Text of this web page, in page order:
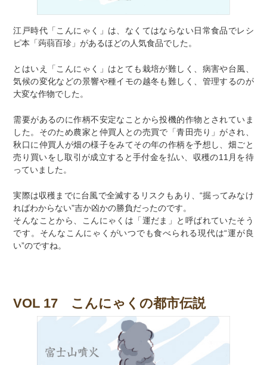
江戸時代「こんにゃく」は、なくてはならない日常食品でレシ
ピ本「蒟蒻百珍」があるほどの人気食品でした。
とはいえ「こんにゃく」はとても栽培が難しく、病害や台風、
気候の変化などの景響や種イモの越冬も難しく、管理するのが
大変な作物でした。
需要があるのに作柄不安定なことから投機的作物とされていま
した。そのため農家と仲買人との売買で「青田売り」がされ、
秋口に仲買人が畑の様子をみてその年の作柄を予想し、畑ごと
売り買いをし取引が成立すると手付金を払い、収穫の11月を待
っていました。
実際は収穫までに台風で全滅するリスクもあり、“掘ってみなけ
ればわからない”吉か凶かの勝負だったのです。
そんなことから、こんにゃくは「運だま」と呼ばれていたそう
です。そんなこんにゃくがいつでも食べられる現代は“運が良
い”のですね。
VOL 17 こんにゃくの都市伝説